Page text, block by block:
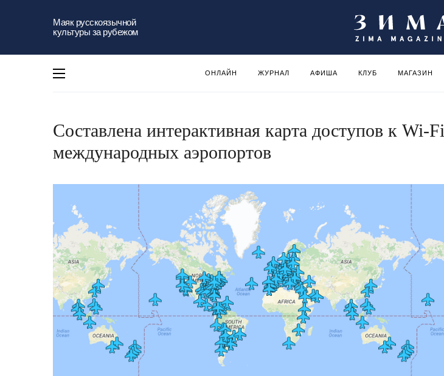
Маяк русскоязычной
культуры за рубежом
ОНЛАЙН ЖУРНАЛ АФИША КЛУБ МАГАЗИН
Составлена интерактивная карта доступов к Wi-Fi
международных аэропортов